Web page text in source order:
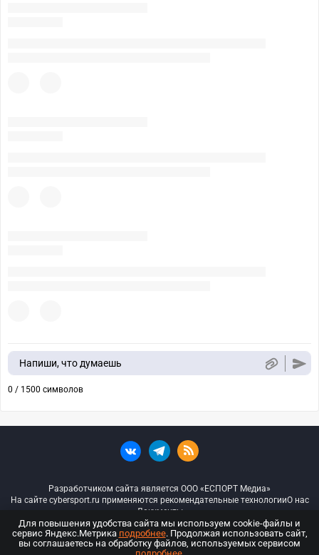
Напиши, что думаешь
0 / 1500 символов
Разработчиком сайта является ООО «ЕСПОРТ Медиа»
На сайте cybersport.ru применяются рекомендательные технологииО нас
Документы
© ООО «Киберспорт.ру» — Все права защищены
Для повышения удобства сайта мы используем cookie-файлы и
сервис Яндекс.Метрика подробнее. Продолжая использовать сайт,
вы соглашаетесь на обработку файлов, используемых сервисом